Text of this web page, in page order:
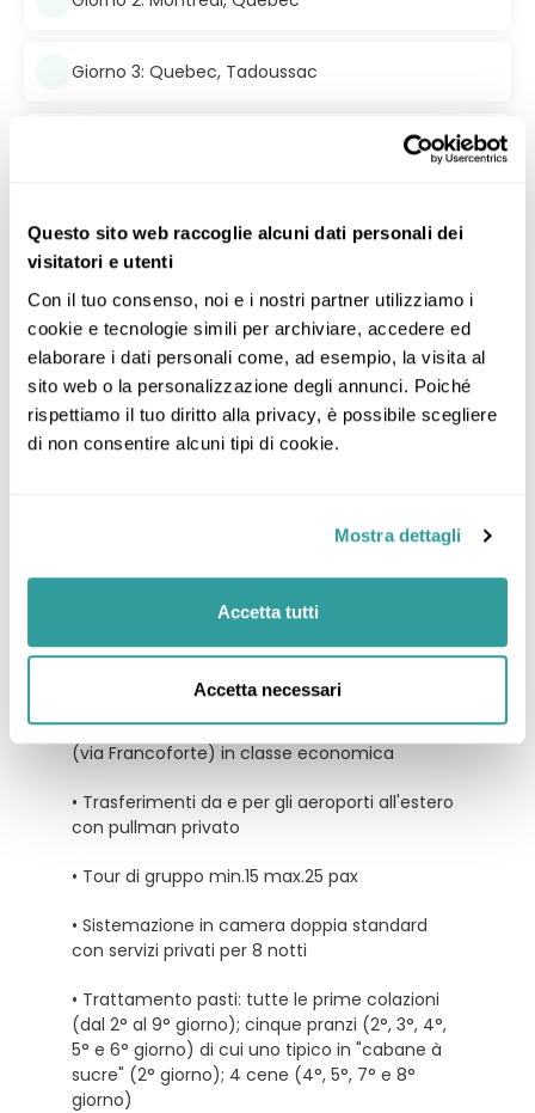
Questo sito web raccoglie alcuni dati personali dei
visitatori e utenti
Con il tuo consenso, noi e i nostri partner utilizziamo i
cookie e tecnologie simili per archiviare, accedere ed
elaborare i dati personali come, ad esempio, la visita al
sito web o la personalizzazione degli annunci. Poiché
rispettiamo il tuo diritto alla privacy, è possibile scegliere
di non consentire alcuni tipi di cookie.
Mostra dettagli
Accetta tutti
Accetta necessari
Giorno 3: Quebec, Tadoussac
Giorno 7: Ottawa, Toronto
Giorno 8: Toronto, Cascate del Niagara (Canada)
Incluso
La quota comprende:
• Volo di linea Lufthansa a/r da Milano
Malpensa, Venezia, Bologna e Roma Fiumicino
(via Francoforte) in classe economica
• Trasferimenti da e per gli aeroporti all'estero
con pullman privato
• Tour di gruppo min.15 max.25 pax
• Sistemazione in camera doppia standard
con servizi privati per 8 notti
• Trattamento pasti: tutte le prime colazioni
(dal 2° al 9° giorno); cinque pranzi (2°, 3°, 4°,
5° e 6° giorno) di cui uno tipico in "cabane à
sucre" (2° giorno); 4 cene (4°, 5°, 7° e 8°
giorno)